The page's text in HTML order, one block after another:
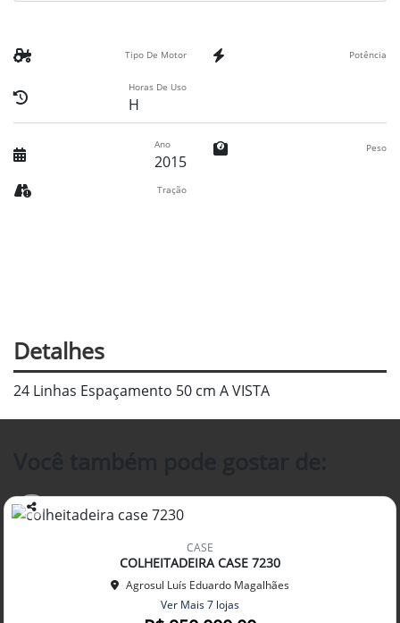
Tipo De Motor Potência
Horas De Uso
H
Ano
2015
Peso
Tração
Detalhes
24 Linhas Espaçamento 50 cm A VISTA
Co
CASE
COLHEITADEIRA CASE 7230
Agrosul Luís Eduardo Magalhães
Ver Mais 7 lojas